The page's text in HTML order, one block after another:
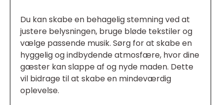
Du kan skabe en behagelig stemning ved at
justere belysningen, bruge bløde tekstiler og
vælge passende musik. Sørg for at skabe en
hyggelig og indbydende atmosfære, hvor dine
gæster kan slappe af og nyde maden. Dette
vil bidrage til at skabe en mindeværdig
oplevelse.